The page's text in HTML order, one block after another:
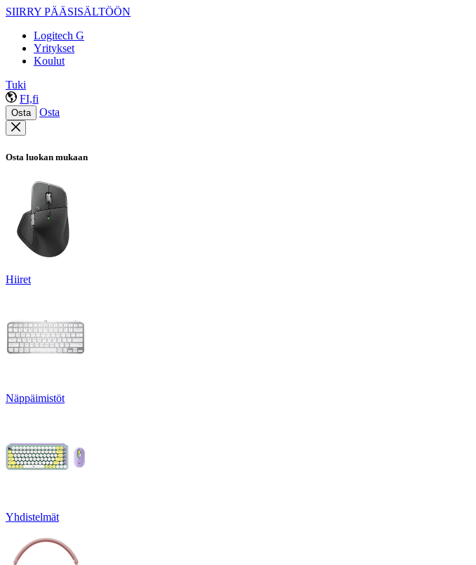
SIIRRY PÄÄSISÄLTÖÖN
Logitech G
Yritykset
Koulut
Tuki
FI,fi
Osta Osta
Osta luokan mukaan
Hiiret
Näppäimistöt
Yhdistelmät